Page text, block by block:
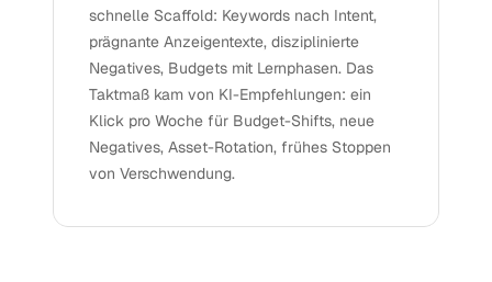
schnelle Scaffold: Keywords nach Intent,
prägnante Anzeigentexte, disziplinierte
Negatives, Budgets mit Lernphasen. Das
Taktmaß kam von KI-Empfehlungen: ein
Klick pro Woche für Budget-Shifts, neue
Negatives, Asset-Rotation, frühes Stoppen
von Verschwendung.